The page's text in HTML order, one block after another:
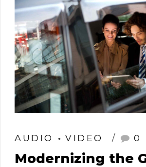
AUDIO VIDEO 0
Modernizing the